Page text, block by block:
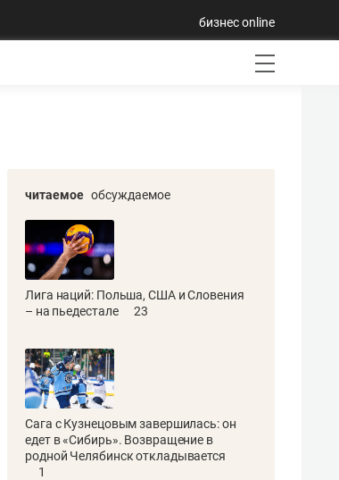
бизнес online
читаемое обсуждаемое
Лига наций: Польша, США и Словения
– на пьедестале
23
Сага с Кузнецовым завершилась: он
едет в «Сибирь». Возвращение в
родной Челябинск откладывается
1